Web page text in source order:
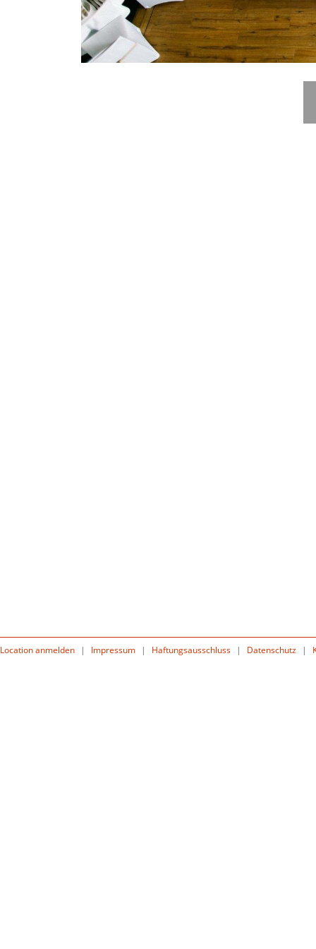
Location anmelden | Impressum | Haftungsausschluss | Datenschutz |